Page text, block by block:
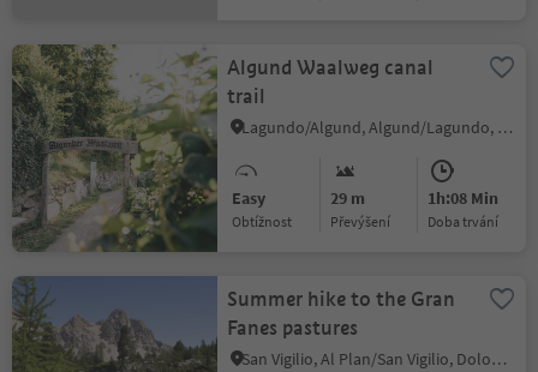
Algund Waalweg canal
trail
Lagundo/Algund, Algund/Lagundo, Meran/Merano and environs
Easy
Obtížnost
29 m
Převýšení
1h:08 Min
doba trvání
Summer hike to the Gran
Fanes pastures
San Vigilio, Al Plan/San Vigilio, Dolomites Region Kronplatz/Plan de Corones